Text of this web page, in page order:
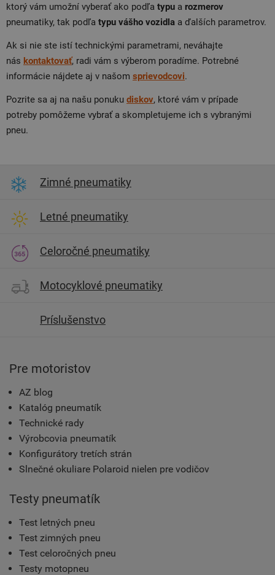
ktorý vám umožní vyberať ako podľa typu a rozmerov
pneumatiky, tak podľa typu vášho vozidla a ďalších parametrov.
Ak si nie ste istí technickými parametrami, neváhajte
nás kontaktovať, radi vám s výberom poradíme. Potrebné
informácie nájdete aj v našom sprievodcovi.
Pozrite sa aj na našu ponuku diskov, ktoré vám v prípade
potreby pomôžeme vybrať a skompletujeme ich s vybranými
pneu.
Zimné pneumatiky
Letné pneumatiky
Celoročné pneumatiky
Motocyklové pneumatiky
Príslušenstvo
Pre motoristov
AZ blog
Katalóg pneumatík
Technické rady
Výrobcovia pneumatík
Konfigurátory tretích strán
Slnečné okuliare Polaroid nielen pre vodičov
Testy pneumatík
Test letných pneu
Test zimných pneu
Test celoročných pneu
Testy motopneu